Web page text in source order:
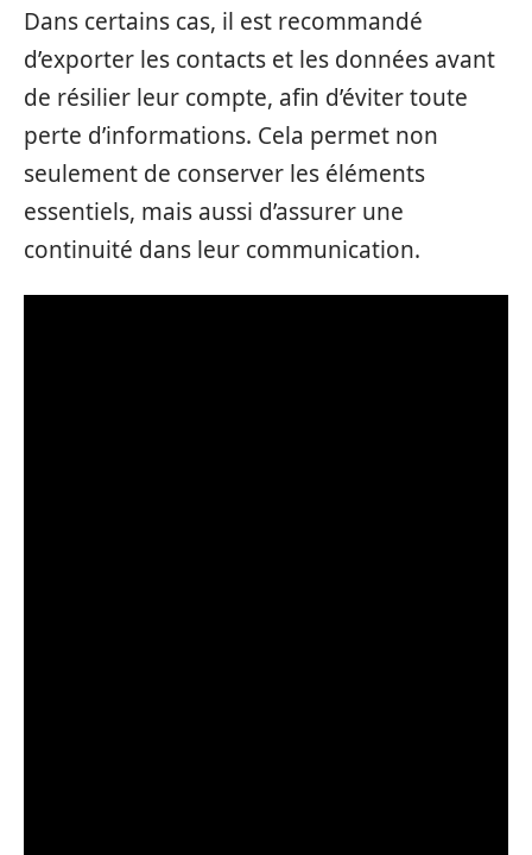
Dans certains cas, il est recommandé
d’exporter les contacts et les données avant
de résilier leur compte, afin d’éviter toute
perte d’informations. Cela permet non
seulement de conserver les éléments
essentiels, mais aussi d’assurer une
continuité dans leur communication.